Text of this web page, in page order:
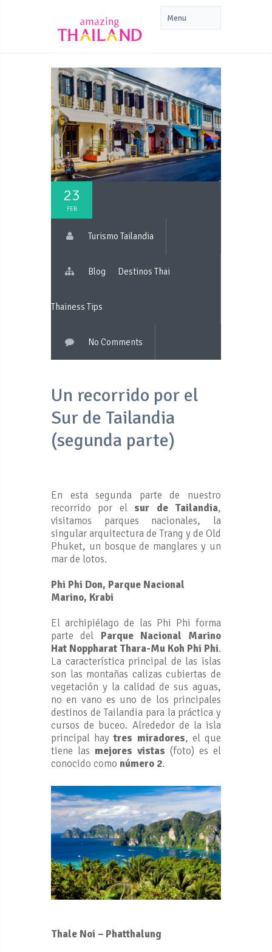
23
FEB
Turismo Tailandia
Blog Destinos Thai
Thainess Tips
No Comments
Un recorrido por el
Sur de Tailandia
(segunda parte)
En esta segunda parte de nuestro
recorrido por el sur de Tailandia,
visitamos parques nacionales, la
singular arquitectura de Trang y de Old
Phuket, un bosque de manglares y un
mar de lotos.
Phi Phi Don, Parque Nacional
Marino, Krabi
El archipiélago de las Phi Phi forma
parte del Parque Nacional Marino
Hat Noppharat Thara-Mu Koh Phi Phi.
La característica principal de las islas
son las montañas calizas cubiertas de
vegetación y la calidad de sus aguas,
no en vano es uno de los principales
destinos de Tailandia para la práctica y
cursos de buceo. Alrededor de la isla
principal haytres miradores, el que
tiene las mejores vistas (foto) es el
conocido como número 2.
Thale Noi – Phatthalung